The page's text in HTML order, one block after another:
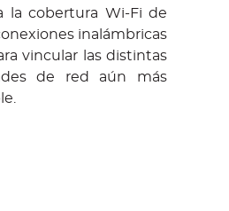
la cobertura Wi-Fi de
inalámbricas
vincular las distintas
de red aún más